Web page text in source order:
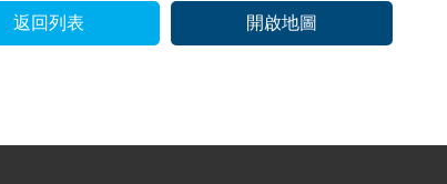
返回列表 開啟地圖